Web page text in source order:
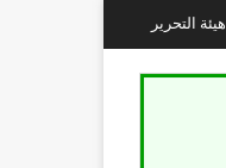
هيئة التحرير